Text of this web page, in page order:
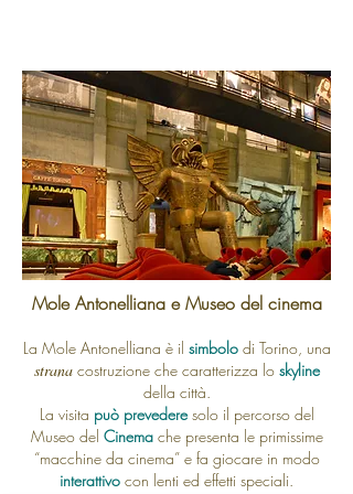
Mole Antonelliana e Museo del cinema
La Mole Antonelliana è il simbolo di Torino, una
strana costruzione che caratterizza lo skyline
della città.
La visita può prevederesolo il percorso del
Museo del Cinema che presenta le primissime
“macchine da cinema” e fa giocare in modo
interattivo con lenti ed effetti speciali.